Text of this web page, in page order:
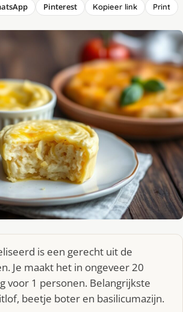
Pinterest Kopieer link Print
is een gerecht uit de
Je maakt het in ongeveer 20
voor 1 personen. Belangrijkste
beetje boter en basilicumazijn.